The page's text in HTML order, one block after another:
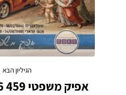
הגיליון הבא
אפיק משפטי 459 18.02.2026